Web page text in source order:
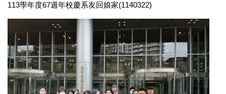
113學年度67週年校慶系友回娘家(1140322)